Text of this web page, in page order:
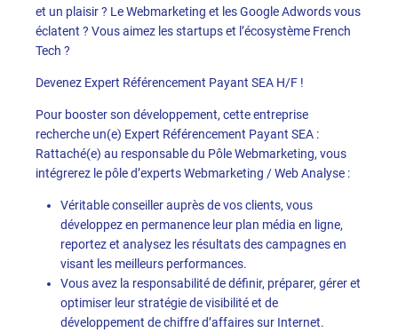
et un plaisir ? Le Webmarketing et les Google Adwords vous
éclatent ? Vous aimez les startups et l’écosystème French
Tech ?
Devenez Expert Référencement Payant SEA H/F !
Pour booster son développement, cette entreprise
recherche un(e) Expert Référencement Payant SEA :
Rattaché(e) au responsable du Pôle Webmarketing, vous
intégrerez le pôle d’experts Webmarketing / Web Analyse :
Véritable conseiller auprès de vos clients, vous
développez en permanence leur plan média en ligne,
reportez et analysez les résultats des campagnes en
visant les meilleurs performances.
Vous avez la responsabilité de définir, préparer, gérer et
optimiser leur stratégie de visibilité et de
développement de chiffre d’affaires sur Internet.